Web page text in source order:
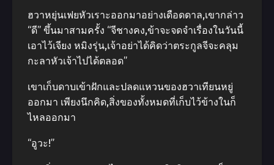
ฮวาหยุ่นเฟยหัวเราะออกมาอย่างเดือดดาล,เขากล่าว
“ดี” ขึ้นมาสามครั้ง “จีชางคง,ข้าจะจดจําเรื่องในวันนี้
เอาไว้เจียง หมิงรุ่น,เจ้าอย่าได้คิดว่าตระกูลจีจะคลุม
กะลาหัวเจ้าไปได้ตลอด”
เขาเก็บดาบเข้าฝักและปลดแหวนของฮวาเทียนหยู่
ออกมา เพียงนึกคิด,สิ่งของทั้งหมดที่เก็บไว้ข้างในก็
ไหลออกมา
“อูวะ!”